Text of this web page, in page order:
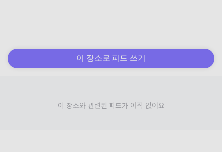
이 장소로 피드 쓰기
이 장소와 관련된 피드가 아직 없어요